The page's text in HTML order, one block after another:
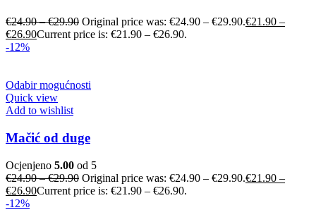
€24.90–€29.90 Original price was: €24.90 – €29.90.€21.90 –
€26.90Current price is: €21.90 – €26.90.
-12%
Odabir mogućnosti
Quick view
Add to wishlist
Mačić od duge
Ocjenjeno 5.00 od 5
€24.90–€29.90 Original price was: €24.90 – €29.90.€21.90 –
€26.90Current price is: €21.90 – €26.90.
-12%